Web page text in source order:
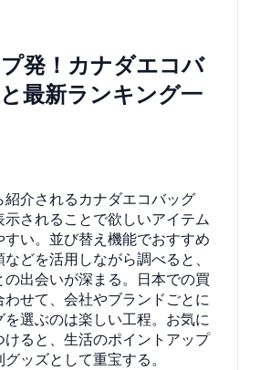
発！カナダエコバ
最新ランキング一
介されるカナダエコバッグ
示されることで欲しいアイテム
すい。並び替え機能でおすすめ
どを活用しながら調べると、
出会いが深まる。日本での買
わせて、会社やブランドごとに
選ぶのは楽しい工程。お気に
けると、生活のポイントアップ
ッズとして重宝する。